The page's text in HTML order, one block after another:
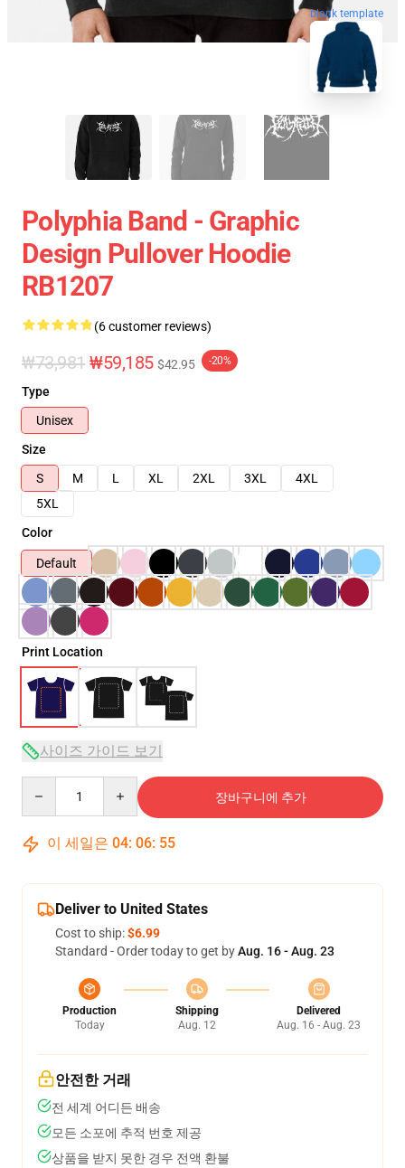
blank template
Polyphia Band - Graphic
Design Pullover Hoodie
RB1207
(6 customer reviews)
₩73,981 ₩59,185 $42.95 -20%
Type
Unisex
Size
S
M L XL 2XL 3XL
4XL
5XL
Color
Default
Print Location
사이즈 가이드 보기
장바구니에 추가
이 세일은 04: 06: 54
Deliver to United States
Cost to ship:$6.99
Standard - Order today to get byAug. 16 - Aug. 23
Production
Today
Shipping
Aug. 12
Delivered
Aug. 16 - Aug. 23
안전한 거래
전 세계 어디든 배송
모든 소포에 추적 번호 제공
상품을 받지 못한 경우 전액 환불